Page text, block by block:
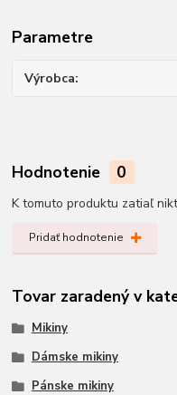
Parametre
Výrobca
Hodnotenie 0
K tomuto produktu zatiaľ
Pridať hodnotenie
Tovar zaradený v
Mikiny
Dámske mikiny
Pánske mikiny